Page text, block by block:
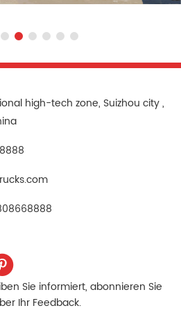
high-tech zone, Suizhou city ,
Sie informiert, abonnieren Sie
Ihr Feedback.